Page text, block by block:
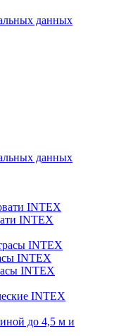
данных
данных
INTEX
INTEX
INTEX
INTEX
INTEX
INTEX
до 4,5 м и